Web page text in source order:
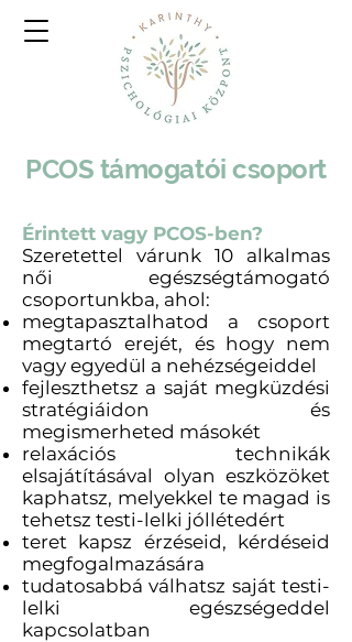
PCOS támogatói csoport
Érintett vagy PCOS-ben?
Szeretettel várunk 10 alkalmas
női egészségtámogató
csoportunkba, ahol:
megtapasztalhatod a csoport
megtartó erejét, és hogy nem
vagy egyedül a nehézségeiddel
fejleszthetsz a saját megküzdési
stratégiáidon és
megismerheted másokét
relaxációs technikák
elsajátításával olyan eszközöket
kaphatsz, melyekkel te magad is
tehetsz testi-lelki jóllétedért
teret kapsz érzéseid, kérdéseid
megfogalmazására
tudatosabbá válhatsz saját testi-
lelki egészségeddel
kapcsolatban